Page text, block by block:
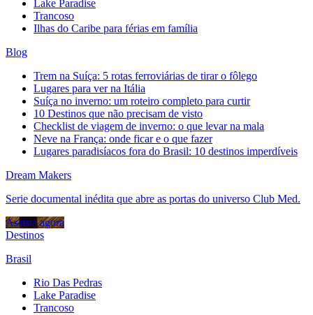
Lake Paradise
Trancoso
Ilhas do Caribe para férias em família
Blog
Trem na Suíça: 5 rotas ferroviárias de tirar o fôlego
Lugares para ver na Itália
Suíça no inverno: um roteiro completo para curtir
10 Destinos que não precisam de visto
Checklist de viagem de inverno: o que levar na mala
Neve na França: onde ficar e o que fazer
Lugares paradisíacos fora do Brasil: 10 destinos imperdíveis
Dream Makers
Serie documental inédita que abre as portas do universo Club Med.
Assista agora
Destinos
Brasil
Rio Das Pedras
Lake Paradise
Trancoso